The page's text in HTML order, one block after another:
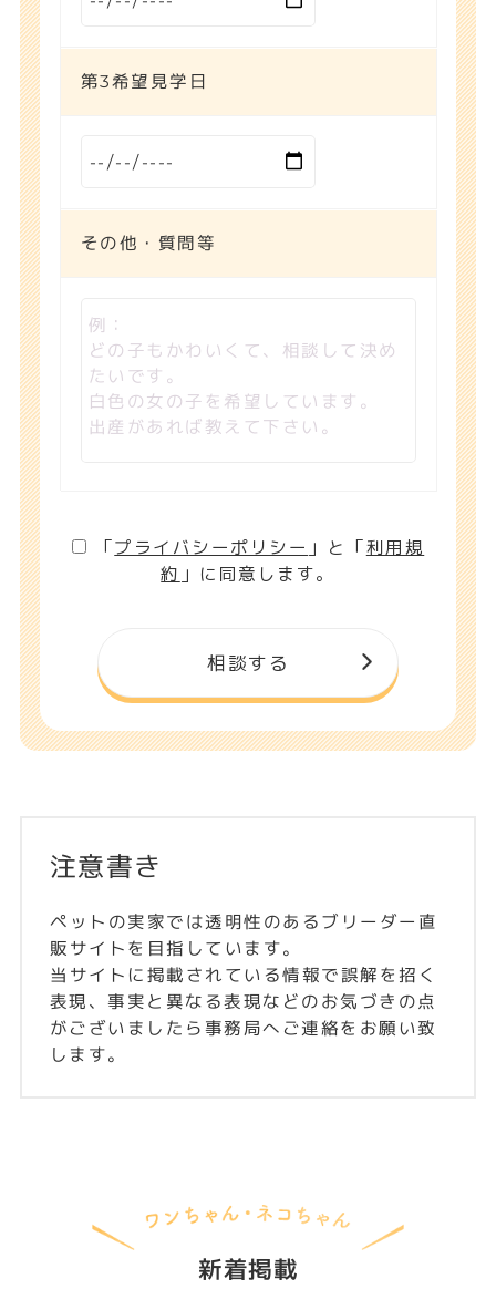
第3希望見学日
その他・質問等
「 プライバシーポリシー 」と「 利用規
約 」に同意します。
注意書き
ペットの実家では透明性のあるブリーダー直
販サイトを目指しています。
当サイトに掲載されている情報で誤解を招く
表現、事実と異なる表現などのお気づきの点
がございましたら事務局へご連絡をお願い致
します。
新着掲載